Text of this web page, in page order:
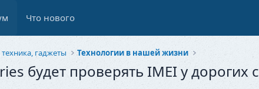
Что нового
гаджеты Технологии в нашей жизни
будет проверять IMEI у дорогих